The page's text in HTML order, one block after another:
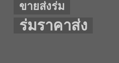
ขายส่งร่ม
ร่มราคาส่ง